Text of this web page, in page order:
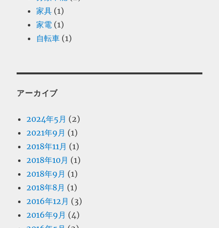
家具 (1)
家電 (1)
自転車 (1)
アーカイブ
2024年5月 (2)
2021年9月 (1)
2018年11月 (1)
2018年10月 (1)
2018年9月 (1)
2018年8月 (1)
2016年12月 (3)
2016年9月 (4)